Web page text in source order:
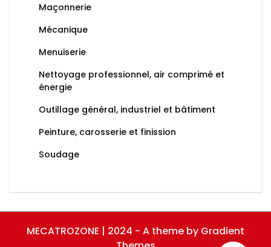
Maçonnerie
Mécanique
Menuiserie
Nettoyage professionnel, air comprimé et
énergie
Outillage général, industriel et bâtiment
Peinture, carosserie et finission
Soudage
MECATROZONE | 2024 - A theme by Gradient